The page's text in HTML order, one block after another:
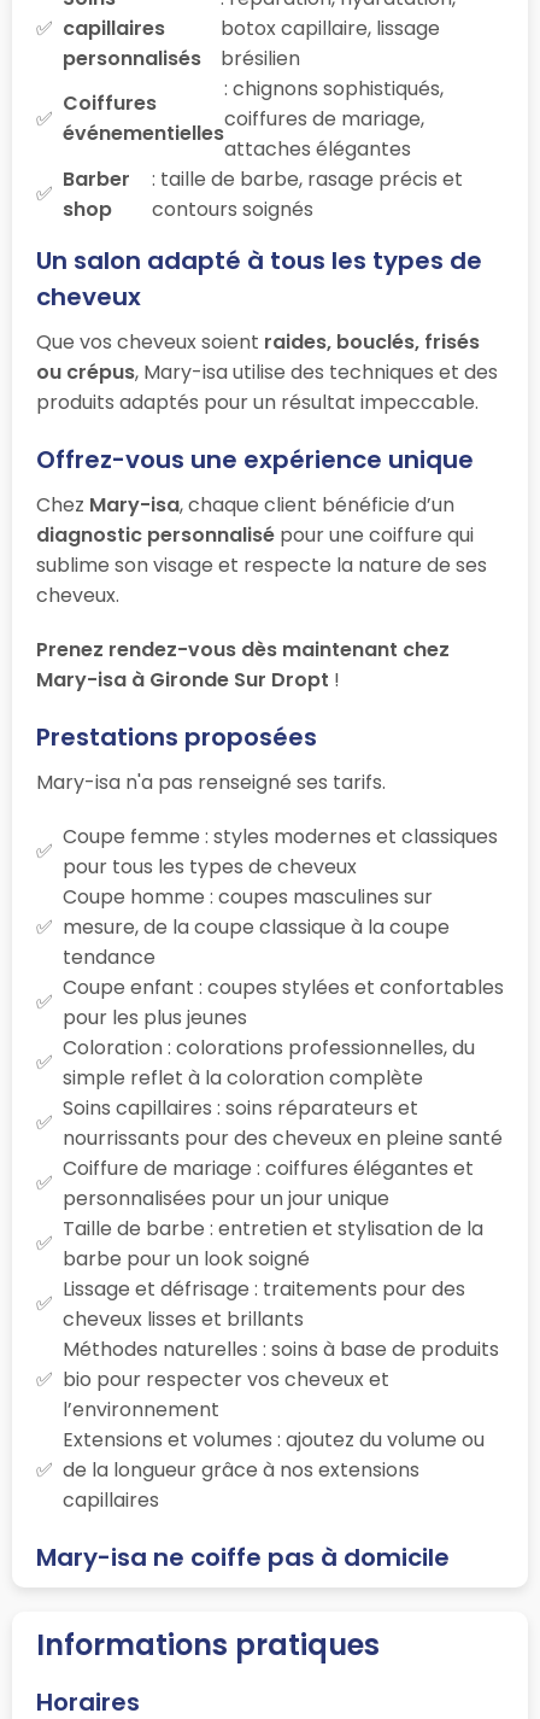
capillaires
personnalisés
botox capillaire, lissage
brésilien
Coiffures
événementielles
: chignons sophistiqués,
coiffures de mariage,
attaches élégantes
Barber
shop
: taille de barbe, rasage précis et
contours soignés
Un salon adapté à tous les types de
cheveux
Que vos cheveux soient raides, bouclés, frisés
ou crépus, Mary-isa utilise des techniques et des
produits adaptés pour un résultat impeccable.
Offrez-vous une expérience unique
Chez Mary-isa, chaque client bénéficie d’un
diagnostic personnalisé pour une coiffure qui
sublime son visage et respecte la nature de ses
cheveux.
Prenez rendez-vous dès maintenant chez
Mary-isa à Gironde Sur Dropt !
Prestations proposées
Mary-isa n'a pas renseigné ses tarifs.
Coupe femme : styles modernes et classiques
pour tous les types de cheveux
Coupe homme : coupes masculines sur
mesure, de la coupe classique à la coupe
tendance
Coupe enfant : coupes stylées et confortables
pour les plus jeunes
Coloration : colorations professionnelles, du
simple reflet à la coloration complète
Soins capillaires : soins réparateurs et
nourrissants pour des cheveux en pleine santé
Coiffure de mariage : coiffures élégantes et
personnalisées pour un jour unique
Taille de barbe : entretien et stylisation de la
barbe pour un look soigné
Lissage et défrisage : traitements pour des
cheveux lisses et brillants
Méthodes naturelles : soins à base de produits
bio pour respecter vos cheveux et
l’environnement
Extensions et volumes : ajoutez du volume ou
de la longueur grâce à nos extensions
capillaires
Mary-isa ne coiffe pas à domicile
Informations pratiques
Horaires